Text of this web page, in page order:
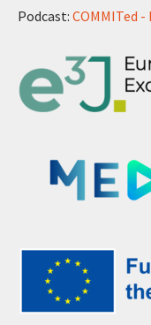
Podcast: COMMITed